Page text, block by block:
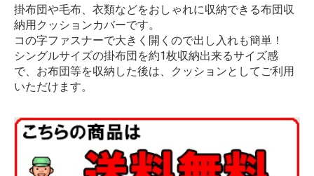
掛布団や毛布、衣類などをおしゃれに収納できる布団収
納用クッションカバーです。
コの字ファスナーで大きく開くので出し入れも簡単！
シングルサイズの掛布団を約1枚収納出来るサイズ感
で、お布団等を収納した後は、クッションとしてご利用
いただけます。